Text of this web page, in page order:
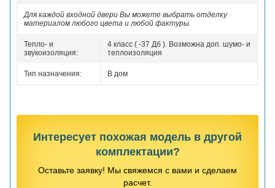
Для каждой входной двери Вы можете выбрать отделку
материалом любого цвета и любой фактуры.
Тепло- и
звукоизоляция:
4 класс ( -37 Дб ). Возможна доп. шумо- и
теплоизоляция
Тип назначения: В дом
Интересует похожая модель в другой
комплектации?
Оставьте заявку! Мы свяжемся с вами и сделаем
расчет.